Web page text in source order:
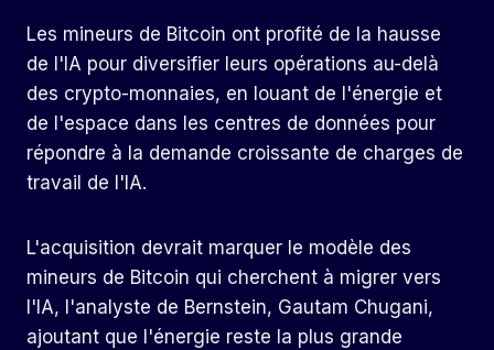
Les mineurs de Bitcoin ont profité de la hausse
de l'IA pour diversifier leurs opérations au-delà
des crypto-monnaies, en louant de l'énergie et
de l'espace dans les centres de données pour
répondre à la demande croissante de charges de
travail de l'IA.
L'acquisition devrait marquer le modèle des
mineurs de Bitcoin qui cherchent à migrer vers
l'IA, l'analyste de Bernstein, Gautam Chugani,
ajoutant que l'énergie reste la plus grande